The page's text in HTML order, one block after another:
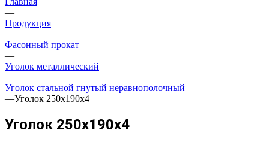
—
Продукция
—
Фасонный прокат
—
Уголок металлический
—
Уголок стальной гнутый неравнополочный
—Уголок 250х190х4
Уголок 250х190х4